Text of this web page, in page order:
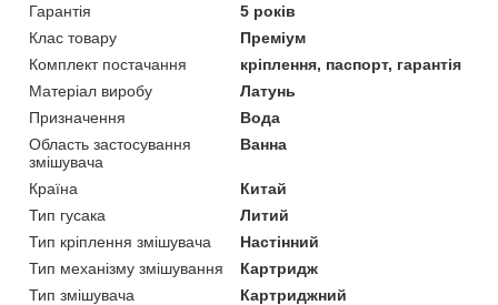
Гарантія
5 років
Клас товару
Преміум
Комплект постачання
кріплення, паспорт, гарантія
Матеріал виробу
Латунь
Призначення
Вода
Область застосування
змішувача
Ванна
Країна
Китай
Тип гусака
Литий
Тип кріплення змішувача
Настінний
Тип механізму змішування
Картридж
Тип змішувача
Картриджний